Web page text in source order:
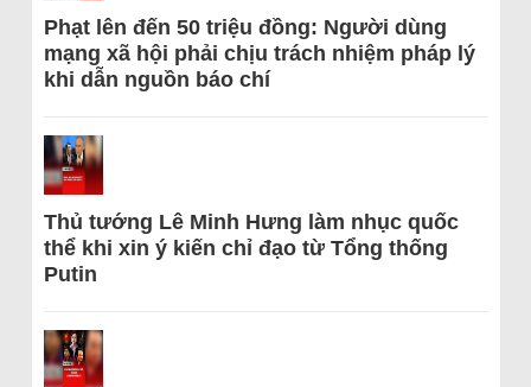
Phạt lên đến 50 triệu đồng: Người dùng
mạng xã hội phải chịu trách nhiệm pháp lý
khi dẫn nguồn báo chí
Thủ tướng Lê Minh Hưng làm nhục quốc
thể khi xin ý kiến chỉ đạo từ Tổng thống
Putin